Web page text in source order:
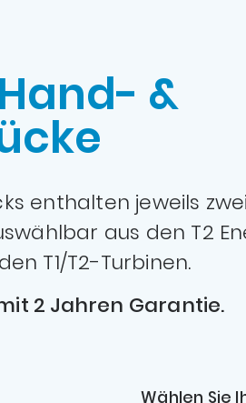
Hand- &
enthalten jeweils
aus den T2
T1/T2-Turbinen.
2 Jahren Garantie.
Wählen Sie